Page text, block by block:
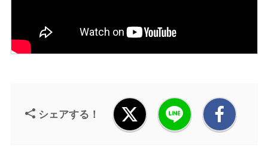
シェアする！